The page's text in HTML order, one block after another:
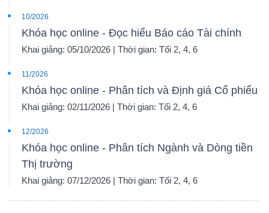
10/2026
Khóa học online - Đọc hiểu Báo cáo Tài chính
Khai giảng: 05/10/2026 | Thời gian: Tối 2, 4, 6
11/2026
Khóa học online - Phân tích và Định giá Cổ phiếu
Khai giảng: 02/11/2026 | Thời gian: Tối 2, 4, 6
12/2026
Khóa học online - Phân tích Ngành và Dòng tiền
Thị trường
Khai giảng: 07/12/2026 | Thời gian: Tối 2, 4, 6